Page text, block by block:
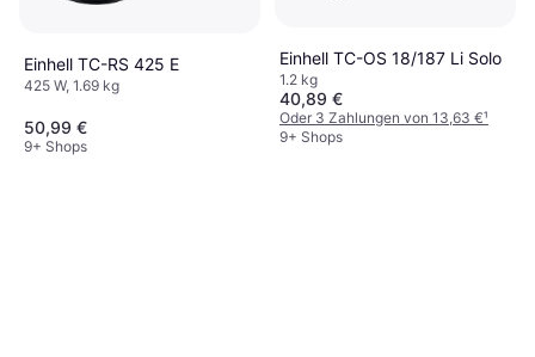
Einhell TC-RS 425 E
425 W, 1.69 kg
50,99 €
9+ Shops
Einhell TC-OS 18/187 Li Solo
1.2 kg
40,89 €
Oder 3 Zahlungen von 13,63 €¹
9+ Shops